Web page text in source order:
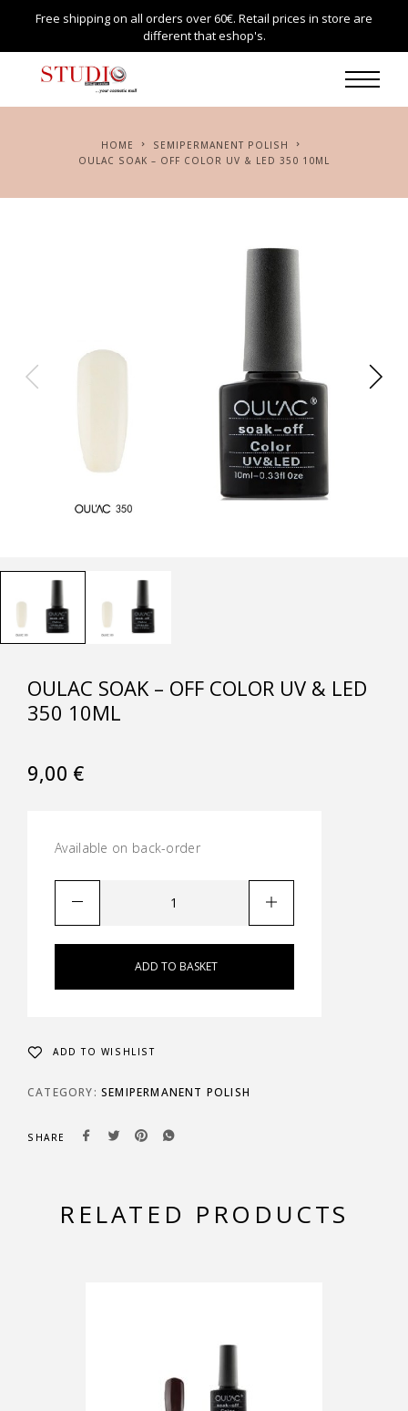
Free shipping on all orders over 60€. Retail prices in store are
different that eshop's.
HOME
SEMIPERMANENT POLISH
OULAC SOAK – OFF COLOR UV & LED 350 10ML
OULAC SOAK – OFF COLOR UV & LED
350 10ML
9,00 €
Available on back-order
ADD TO BASKET
ADD TO WISHLIST
CATEGORY: SEMIPERMANENT POLISH
SHARE
RELATED PRODUCTS